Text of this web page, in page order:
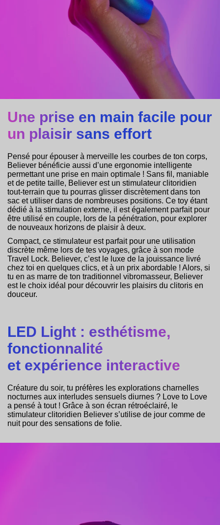
Une prise en main facile pour
un plaisir sans effort
Pensé pour épouser à merveille les courbes de ton corps,
Believer bénéficie aussi d’une ergonomie intelligente
permettant une prise en main optimale ! Sans fil, maniable
et de petite taille, Believer est un stimulateur clitoridien
tout-terrain que tu pourras glisser discrètement dans ton
sac et utiliser dans de nombreuses positions. Ce toy étant
dédié à la stimulation externe, il est également parfait pour
être utilisé en couple, lors de la pénétration, pour explorer
de nouveaux horizons de plaisir à deux.
Compact, ce stimulateur est parfait pour une utilisation
discrète même lors de tes voyages, grâce à son mode
Travel Lock. Believer, c’est le luxe de la jouissance livré
chez toi en quelques clics, et à un prix abordable ! Alors, si
tu en as marre de ton traditionnel vibromasseur, Believer
est le choix idéal pour découvrir les plaisirs du clitoris en
douceur.
LED Light : esthétisme,
fonctionnalité
et expérience interactive
Créature du soir, tu préfères les explorations charnelles
nocturnes aux interludes sensuels diurnes ? Love to Love
a pensé à tout ! Grâce à son écran rétroéclairé, le
stimulateur clitoridien Believer s’utilise de jour comme de
nuit pour des sensations de folie.